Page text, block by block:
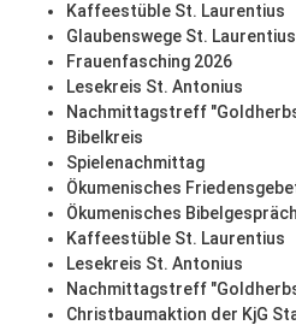
Kaffeestüble St. Laurentius
Glaubenswege St. Laurentius
Frauenfasching 2026
Lesekreis St. Antonius
Nachmittagstreff
Bibelkreis
Spielenachmittag
Ökumenisches
Ökumenisches Bibelgespräch
Kaffeestüble St. Laurentius
Lesekreis St. Antonius
Nachmittagstreff
Christbaumaktion der KjG